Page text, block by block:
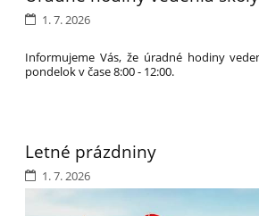
1. 7. 2026
Informujeme Vás, že úradné hodiny
pondelok v čase 8:00 - 12:00.
Letné prázdniny
1. 7. 2026